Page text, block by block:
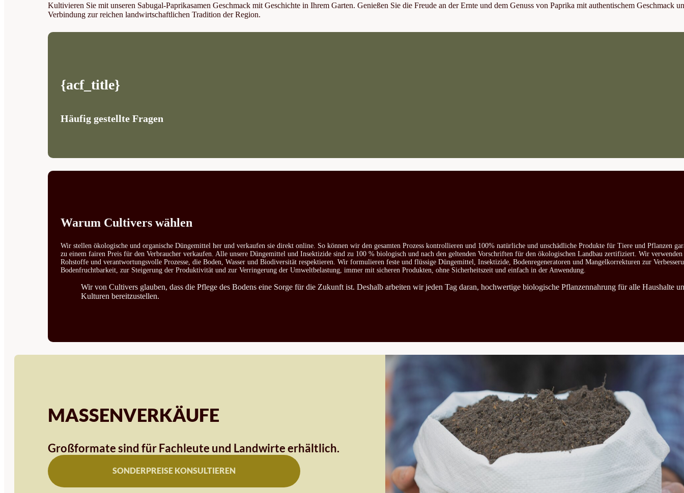
Kultivieren Sie mit unseren Sabugal-Paprikasamen Geschmack mit Geschichte in Ihrem Garten. Genießen Sie die Freude an der Ernte und dem Genuss von Paprika mit authentischem Geschmack
Verbindung zur reichen landwirtschaftlichen Tradition der Region.
{acf_title}
Häufig gestellte Fragen
Warum Cultivers wählen
Wir stellen ökologische und organische Düngemittel her und verkaufen sie direkt online. So können wir den gesamten Prozess kontrollieren und 100% natürliche und unschädliche Produkte für Tiere und Pflanzen
zu einem fairen Preis für den Verbraucher verkaufen. Alle unsere Düngemittel und Insektizide sind zu 100 % biologisch und nach den geltenden Vorschriften für den ökologischen Landbau zertifiziert. Wir
Rohstoffe und verantwortungsvolle Prozesse, die Boden, Wasser und Biodiversität respektieren. Wir formulieren feste und flüssige Düngemittel, Insektizide, Bodenregeneratoren und Mangelkorrekturen zur
Bodenfruchtbarkeit, zur Steigerung der Produktivität und zur Verringerung der Umweltbelastung, immer mit sicheren Produkten, ohne Sicherheitszeit und einfach in der Anwendung.
Wir von Cultivers glauben, dass die Pflege des Bodens eine Sorge für die Zukunft ist. Deshalb arbeiten wir jeden Tag daran, hochwertige biologische Pflanzennahrung für alle Haushalte
Kulturen bereitzustellen.
MASSENVERKÄUFE
Großformate sind für Fachleute und Landwirte erhältlich.
SONDERPREISE KONSULTIEREN